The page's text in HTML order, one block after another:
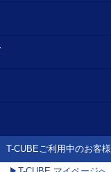
T-CUBEご利用中のお客様